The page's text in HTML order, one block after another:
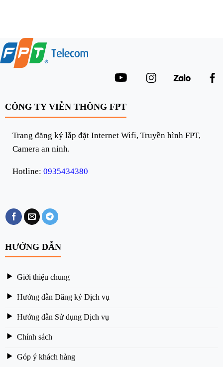
CÔNG TY VIỄN THÔNG FPT
Trang đăng ký lắp đặt Internet Wifi, Truyền hình FPT,
Camera an ninh.
Hotline: 0935434380
HƯỚNG DẪN
Giới thiệu chung
Hướng dẫn Đăng ký Dịch vụ
Hướng dẫn Sử dụng Dịch vụ
Chính sách
Góp ý khách hàng